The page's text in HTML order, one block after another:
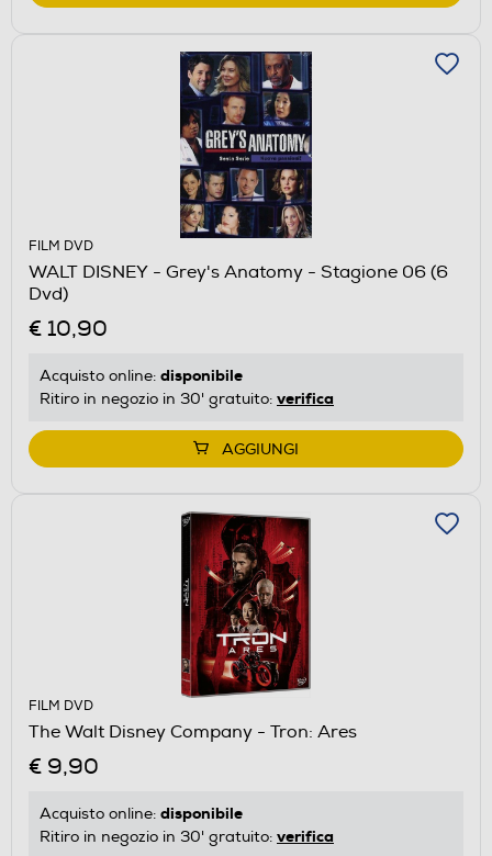
FILM DVD
WALT DISNEY - Grey's Anatomy - Stagione 06 (6
Dvd)
€ 10,90
Acquisto online: disponibile
Ritiro in negozio in 30' gratuito: verifica
AGGIUNGI
FILM DVD
The Walt Disney Company - Tron: Ares
€ 9,90
Acquisto online: disponibile
Ritiro in negozio in 30' gratuito: verifica